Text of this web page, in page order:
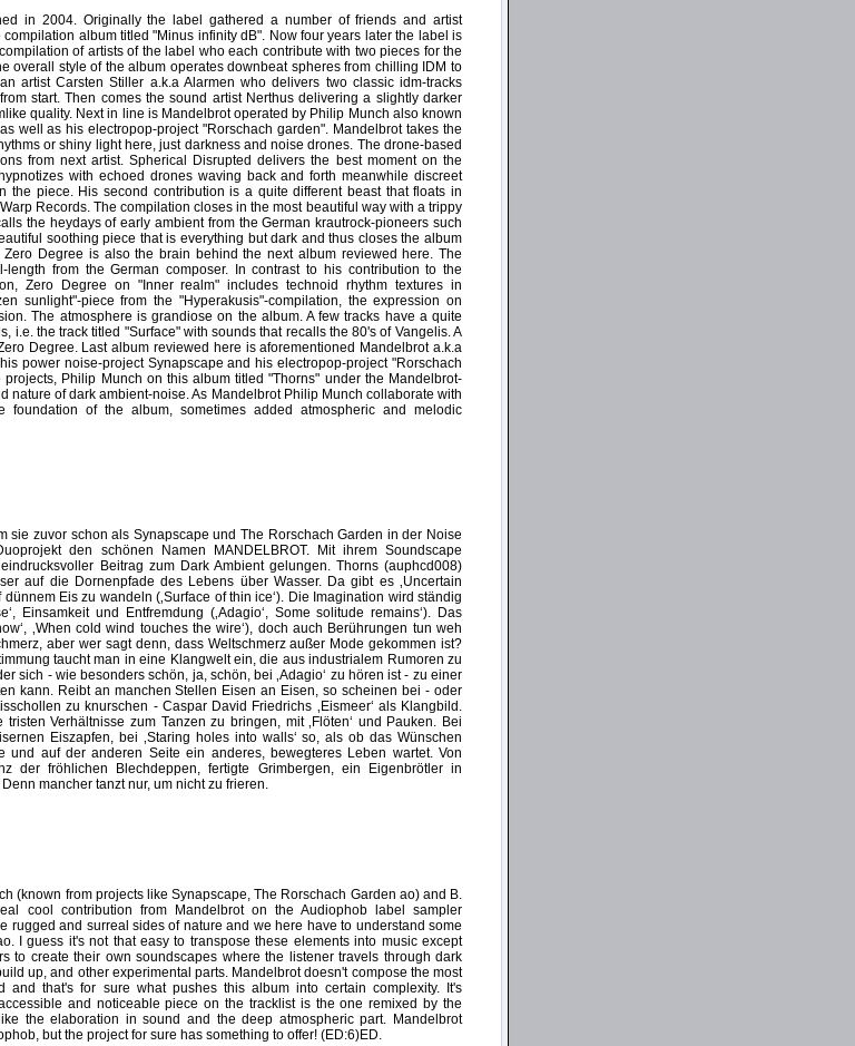
in 2004. Originally the label gathered a number of friends and artist
album titled "Minus infinity dB". Now four years later the label is
of artists of the label who each contribute with two pieces for the
overall style of the album operates downbeat spheres from chilling IDM to
artist Carsten Stiller a.k.a Alarmen who delivers two classic idm-tracks
start. Then comes the sound artist Nerthus delivering a slightly darker
quality. Next in line is Mandelbrot operated by Philip Munch also known
well as his electropop-project "Rorschach garden". Mandelbrot takes the
or shiny light here, just darkness and noise drones. The drone-based
from next artist. Spherical Disrupted delivers the best moment on the
with echoed drones waving back and forth meanwhile discreet
the piece. His second contribution is a quite different beast that floats in
Records. The compilation closes in the most beautiful way with a trippy
the heydays of early ambient from the German krautrock-pioneers such
soothing piece that is everything but dark and thus closes the album
Degree is also the brain behind the next album reviewed here. The
from the German composer. In contrast to his contribution to the
Zero Degree on "Inner realm" includes technoid rhythm textures in
sunlight"-piece from the "Hyperakusis"-compilation, the expression on
The atmosphere is grandiose on the album. A few tracks have a quite
i.e. the track titled "Surface" with sounds that recalls the 80's of Vangelis. A
Degree. Last album reviewed here is aforementioned Mandelbrot a.k.a
power noise-project Synapscape and his electropop-project "Rorschach
Philip Munch on this album titled "Thorns" under the Mandelbrot-
nature of dark ambient-noise. As Mandelbrot Philip Munch collaborate with
foundation of the album, sometimes added atmospheric and melodic
sie zuvor schon als Synapscape und The Rorschach Garden in der Noise
den schönen Namen MANDELBROT. Mit ihrem Soundscape
Beitrag zum Dark Ambient gelungen. Thorns (auphcd008)
auf die Dornenpfade des Lebens über Wasser. Da gibt es ‚Uncertain
Eis zu wandeln (‚Surface of thin ice‘). Die Imagination wird ständig
Einsamkeit und Entfremdung (‚Adagio‘, Some solitude remains‘). Das
‚When cold wind touches the wire‘), doch auch Berührungen tun weh
aber wer sagt denn, dass Weltschmerz außer Mode gekommen ist?
taucht man in eine Klangwelt ein, die aus industrialem Rumoren zu
sich - wie besonders schön, ja, schön, bei ‚Adagio‘ zu hören ist - zu einer
kann. Reibt an manchen Stellen Eisen an Eisen, so scheinen bei - oder
zu knurschen - Caspar David Friedrichs ‚Eismeer‘ als Klangbild.
Verhältnisse zum Tanzen zu bringen, mit ‚Flöten‘ und Pauken. Bei
Eiszapfen, bei ‚Staring holes into walls‘ so, als ob das Wünschen
und auf der anderen Seite ein anderes, bewegteres Leben wartet. Von
der fröhlichen Blechdeppen, fertigte Grimbergen, ein Eigenbrötler in
mancher tanzt nur, um nicht zu frieren.
(known from projects like Synapscape, The Rorschach Garden ao) and B.
cool contribution from Mandelbrot on the Audiophob label sampler
rugged and surreal sides of nature and we here have to understand some
I guess it's not that easy to transpose these elements into music except
to create their own soundscapes where the listener travels through dark
up, and other experimental parts. Mandelbrot doesn't compose the most
and that's for sure what pushes this album into certain complexity. It's
and noticeable piece on the tracklist is the one remixed by the
the elaboration in sound and the deep atmospheric part. Mandelbrot
but the project for sure has something to offer! (ED:6)ED.